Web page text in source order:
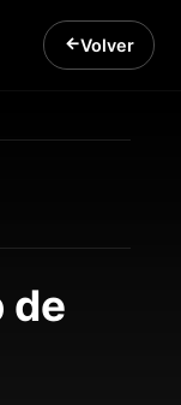
Volver
de